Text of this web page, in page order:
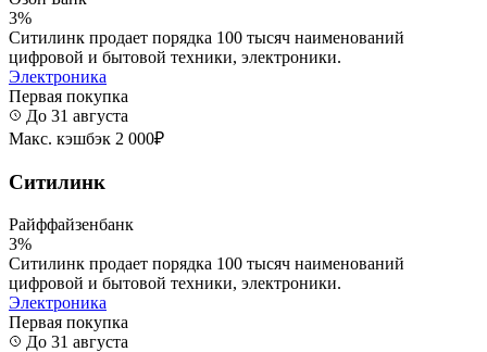
3%
Ситилинк продает порядка 100 тысяч наименований
цифровой и бытовой техники, электроники.
Электроника
Первая покупка
До 31 августа
Макс. кэшбэк 2 000₽
Ситилинк
Райффайзенбанк
3%
Ситилинк продает порядка 100 тысяч наименований
цифровой и бытовой техники, электроники.
Электроника
Первая покупка
До 31 августа